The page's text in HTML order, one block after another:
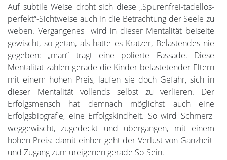
Auf subtile Weise droht sich diese „Spurenfrei-tadellos-
perfekt“-Sichtweise auch in die Betrachtung der Seele zu
weben. Vergangenes wird in dieser Mentalität beiseite
gewischt, so getan, als hätte es Kratzer, Belastendes nie
gegeben: „man“ trägt eine polierte Fassade. Diese
Mentalität zahlen gerade die Kinder belastetender Eltern
mit einem hohen Preis, laufen sie doch Gefahr, sich in
dieser Mentalität vollends selbst zu verlieren. Der
Erfolgsmensch hat demnach möglichst auch eine
Erfolgsbiografie, eine Erfolgskindheit. So wird Schmerz
weggewischt, zugedeckt und übergangen, mit einem
hohen Preis: damit einher geht der Verlust von Ganzheit
und Zugang zum ureigenen gerade So-Sein.